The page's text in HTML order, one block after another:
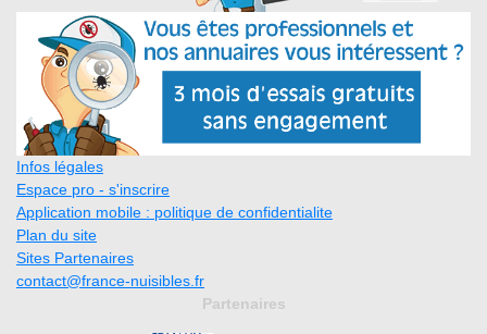
Infos légales
Espace pro - s'inscrire
Application mobile : politique de confidentialite
Plan du site
Sites Partenaires
contact@france-nuisibles.fr
Partenaires